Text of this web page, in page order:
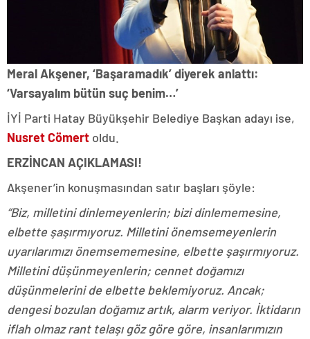
Meral Akşener, ‘Başaramadık’ diyerek anlattı:
‘Varsayalım bütün suç benim…’
İYİ Parti Hatay Büyükşehir Belediye Başkan adayı ise,
Nusret Cömert oldu.
ERZİNCAN AÇIKLAMASI!
Akşener’in konuşmasından satır başları şöyle:
“Biz, milletini dinlemeyenlerin; bizi dinlememesine,
elbette şaşırmıyoruz. Milletini önemsemeyenlerin
uyarılarımızı önemsememesine, elbette şaşırmıyoruz.
Milletini düşünmeyenlerin; cennet doğamızı
düşünmelerini de elbette beklemiyoruz. Ancak;
dengesi bozulan doğamız artık, alarm veriyor. İktidarın
iflah olmaz rant telaşı göz göre göre, insanlarımızın